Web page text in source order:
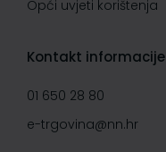
Opći uvjeti korištenja
Kontakt informacije
01 650 28 80
e-trgovina@nn.hr